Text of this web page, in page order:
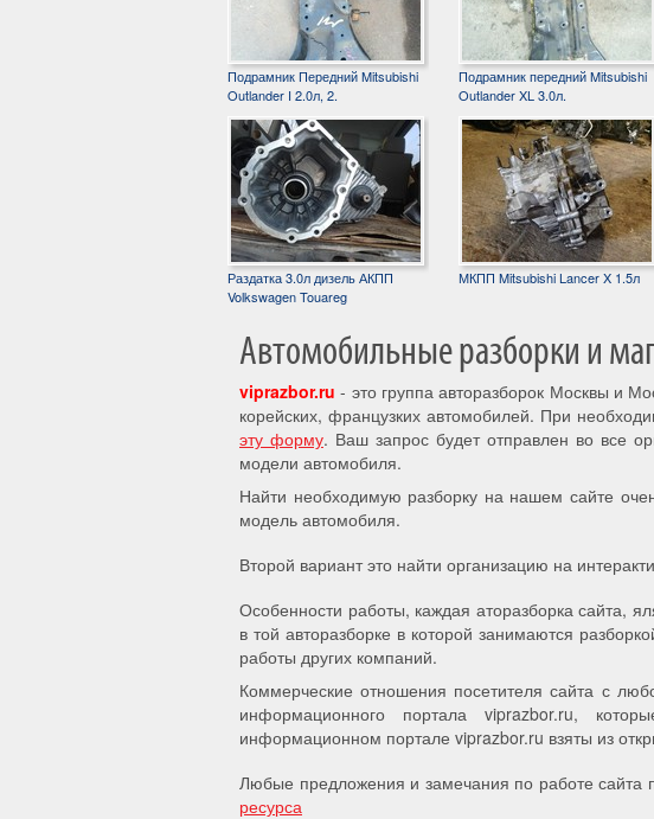
Подрамник Передний Mitsubishi
Outlander I 2.0л, 2.
Подрамник передний Mitsubishi
Outlander XL 3.0л.
Раздатка 3.0л дизель АКПП
Volkswagen Touareg
МКПП Mitsubishi Lancer X 1.5л
Автомобильные разборки и
viprazbor.ru - это группа авторазборок Москвы и
корейских, французких автомобилей. При
эту форму. Ваш запрос будет отправлен во все
модели автомобиля.
Найти необходимую разборку на нашем сайте
модель автомобиля.
Второй вариант это найти организацию на
Особенности работы, каждая аторазборка сайта,
в той авторазборке в которой занимаются
работы других компаний.
Коммерческие отношения посетителя сайта с
информационного портала viprazbor.ru,
информационном портале viprazbor.ru взяты из
Любые предложения и замечания по работе сайта
ресурса